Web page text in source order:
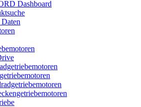
Dashboard